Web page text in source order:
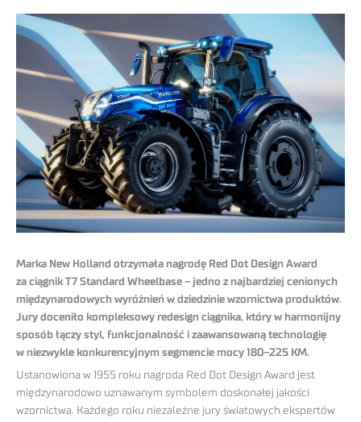
Marka New Holland otrzymała nagrodę Red Dot Design Award
za ciągnik T7 Standard Wheelbase – jedno z najbardziej cenionych
międzynarodowych wyróżnień w dziedzinie wzornictwa produktów.
Jury doceniło kompleksowy redesign ciągnika, który w harmonijny
sposób łączy styl, funkcjonalność i zaawansowaną technologię
w niezwykle konkurencyjnym segmencie mocy 180–225 KM.
Ustanowiona w 1955 roku nagroda Red Dot Design Award jest
międzynarodowo uznawanym symbolem doskonałej jakości
wzornictwa. Każdego roku niezależne jury światowych ekspertów